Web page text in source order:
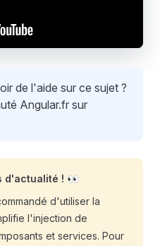
de l'aide sur ce sujet ?
Angular.fr sur
d'actualité ! 👀
d'utiliser la
l'injection de
et services. Pour